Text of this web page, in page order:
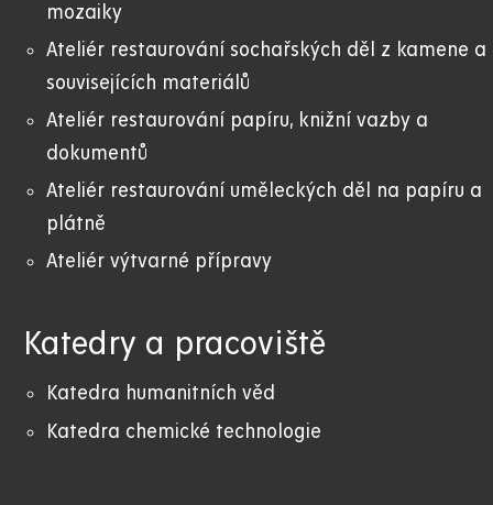
mozaiky
Ateliér restaurování sochařských děl z kamene a
souvisejících materiálů
Ateliér restaurování papíru, knižní vazby a
dokumentů
Ateliér restaurování uměleckých děl na papíru a
plátně
Ateliér výtvarné přípravy
Katedry a pracoviště
Katedra humanitních věd
Katedra chemické technologie